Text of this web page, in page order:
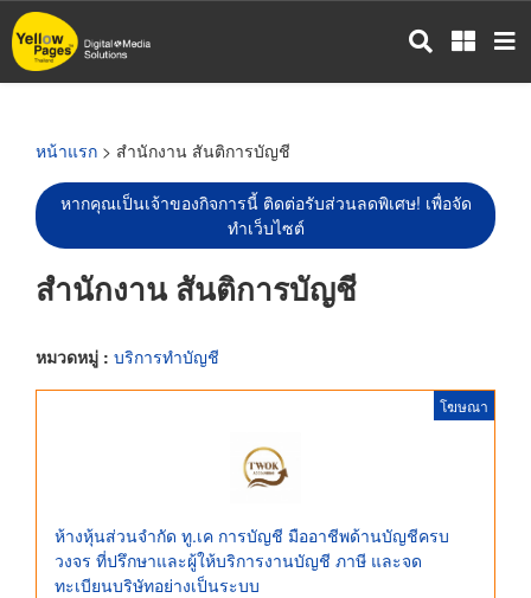
ข้าม
ไป
หน้าแรก > สำนักงาน สันติการบัญชี
หากคุณเป็นเจ้าของกิจการนี้ ติดต่อรับส่วนลดพิเศษ! เพื่อจัด
ทำเว็บไซต์
สำนักงาน สันติการบัญชี
หมวดหมู่ : บริการทำบัญชี
โฆษณา
ห้างหุ้นส่วนจำกัด ทู.เค การบัญชี มืออาชีพด้านบัญชีครบ
วงจร ที่ปรึกษาและผู้ให้บริการงานบัญชี ภาษี และจด
ทะเบียนบริษัทอย่างเป็นระบบ